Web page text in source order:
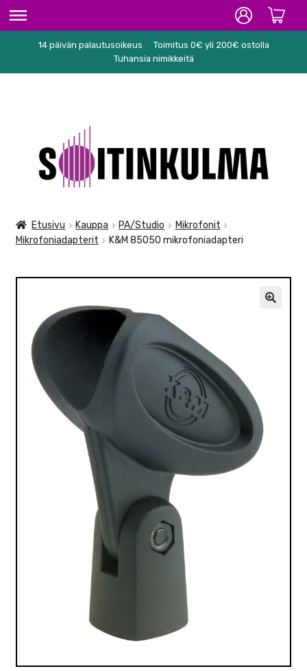
ETUSIVU
KARAOKE
NUOTIT
TARVIKKEET
SEKALAISET
KÄYTETYT
YRITYS
TARJOUKSET
14 päivän palautusoikeus
Toimitus 0€ yli 200€ ostolla
Tuhansia nimikkeitä
navigointiin
sisältöön
Etusivu Kauppa PA/Studio
Mikrofonit
Mikrofoniadapterit
K&M 85050 mikrofoniadapteri